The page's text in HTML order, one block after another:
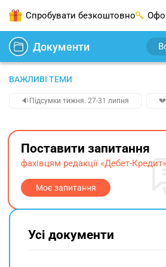
Спробувати безкоштовно
Документи
ВАЖЛИВІ ТЕМИ
🔉Підсумки тижня. 27-31 липня
Поставити запитання
фахівцям редакції «Дебет-Кредит»
Моє запитання
Усі документи